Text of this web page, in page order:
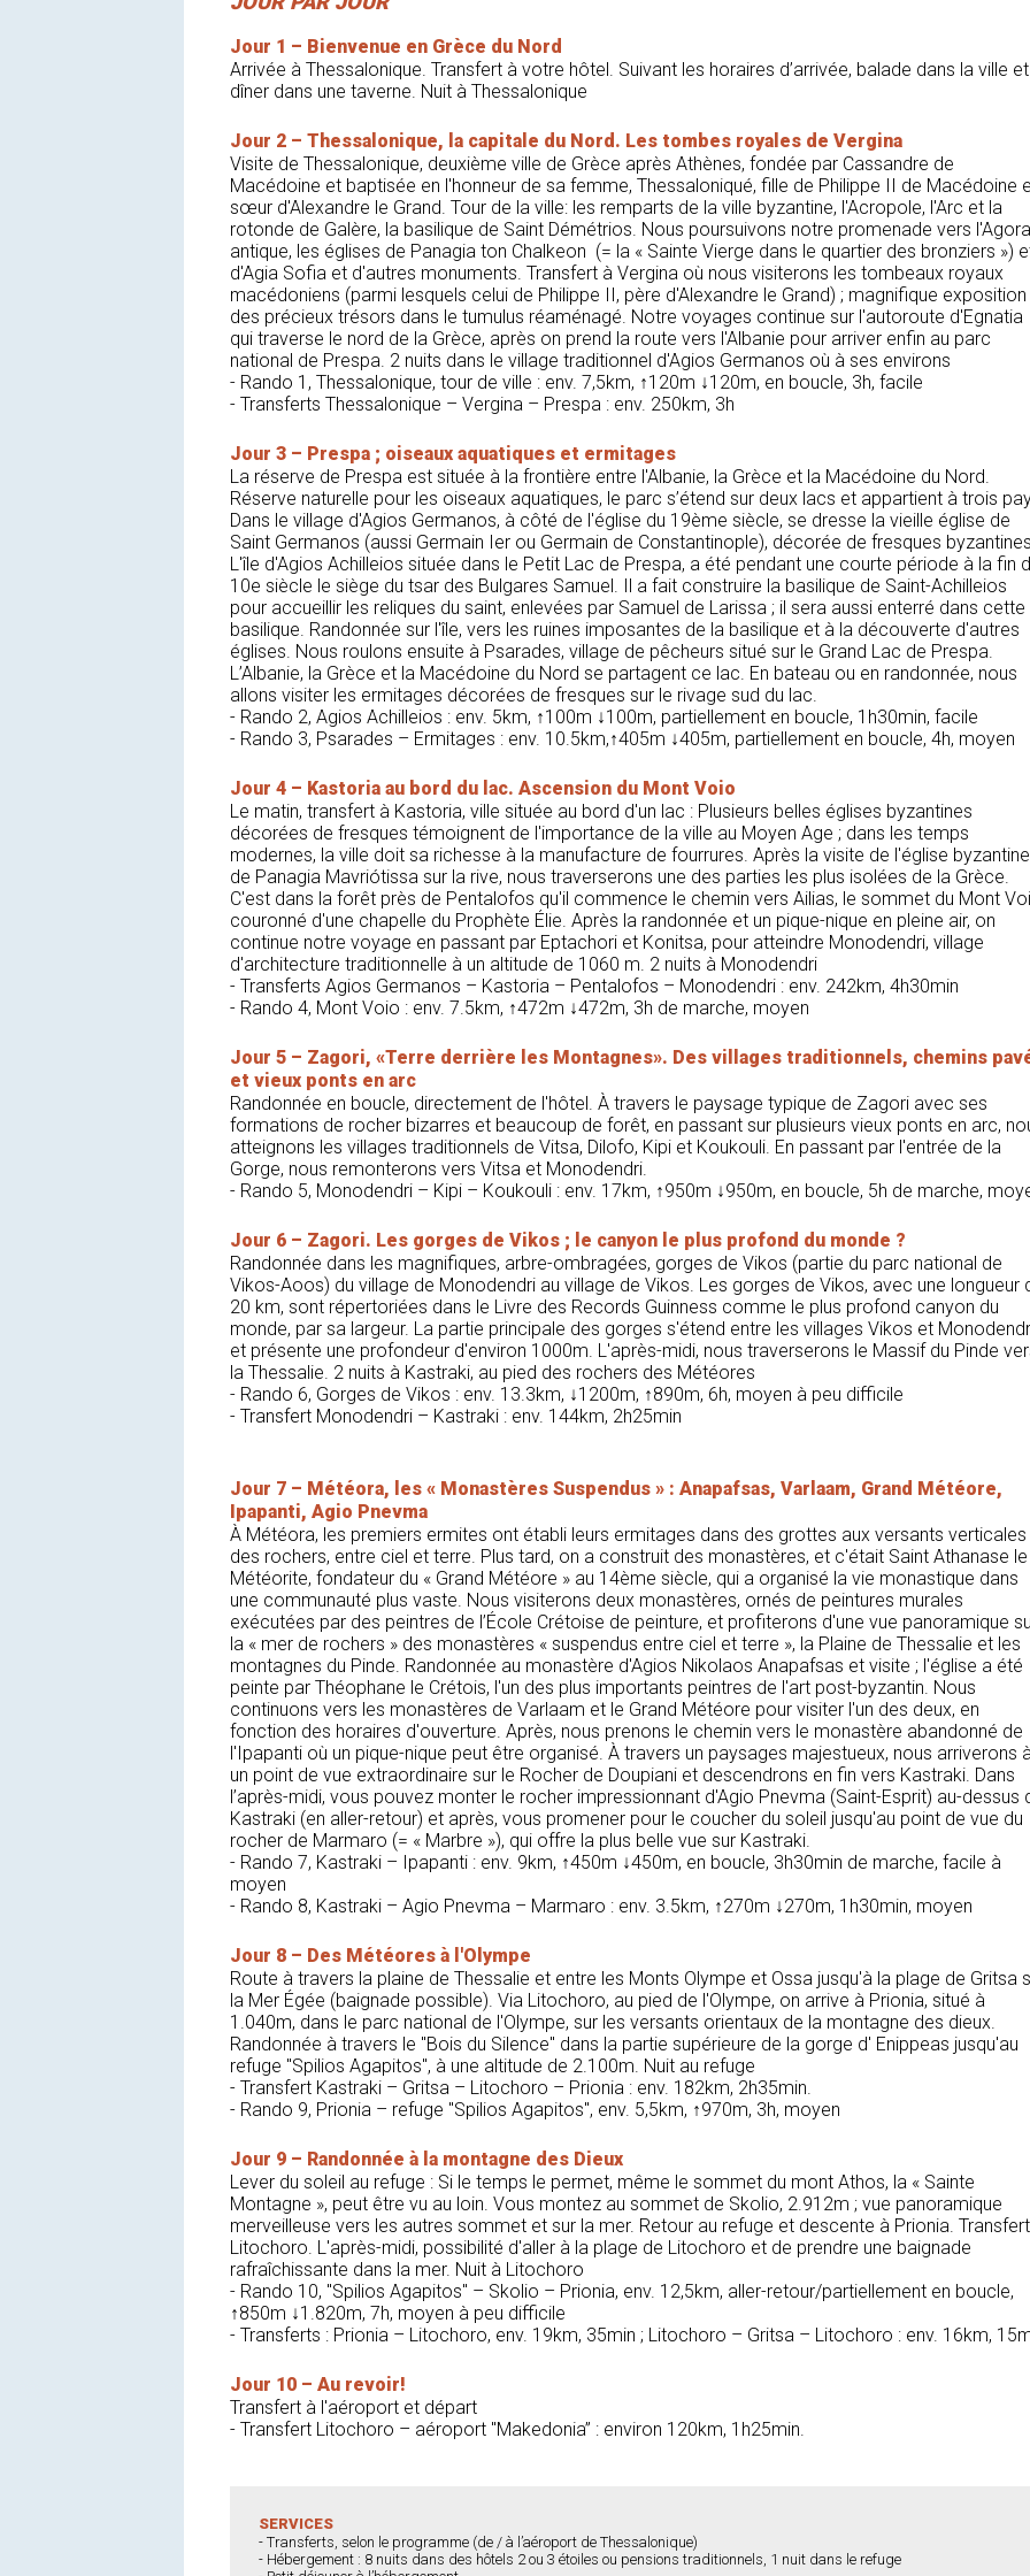
Jour 1 – Bienvenue en Grèce du Nord
Arrivée à Thessalonique. Transfert à votre hôtel. Suivant les horaires d’arrivée, balade dans la ville et
dîner dans une taverne. Nuit à Thessalonique
Jour 2 – Thessalonique, la capitale du Nord. Les tombes royales de Vergina
Visite de Thessalonique, deuxième ville de Grèce après Athènes, fondée par Cassandre de
Macédoine et baptisée en l'honneur de sa femme, Thessaloniqué, fille de Philippe II de Macédoine
sœur d'Alexandre le Grand. Tour de la ville: les remparts de la ville byzantine, l'Acropole, l'Arc et la
rotonde de Galère, la basilique de Saint Démétrios. Nous poursuivons notre promenade vers l'Agora
antique, les églises de Panagia ton Chalkeon (= la « Sainte Vierge dans le quartier des bronziers »)
d'Agia Sofia et d'autres monuments. Transfert à Vergina où nous visiterons les tombeaux royaux
macédoniens (parmi lesquels celui de Philippe II, père d'Alexandre le Grand) ; magnifique exposition
des précieux trésors dans le tumulus réaménagé. Notre voyages continue sur l'autoroute d'Egnatia
qui traverse le nord de la Grèce, après on prend la route vers l'Albanie pour arriver enfin au parc
national de Prespa. 2 nuits dans le village traditionnel d'Agios Germanos où à ses environs
- Rando 1, Thessalonique, tour de ville : env. 7,5km, ↑120m ↓120m, en boucle, 3h, facile
- Transferts Thessalonique – Vergina – Prespa : env. 250km, 3h
Jour 3 – Prespa ; oiseaux aquatiques et ermitages
La réserve de Prespa est située à la frontière entre l'Albanie, la Grèce et la Macédoine du Nord.
Réserve naturelle pour les oiseaux aquatiques, le parc s’étend sur deux lacs et appartient à trois
Dans le village d'Agios Germanos, à côté de l'église du 19ème siècle, se dresse la vieille église de
Saint Germanos (aussi Germain Ier ou Germain de Constantinople), décorée de fresques
L'île d'Agios Achilleios située dans le Petit Lac de Prespa, a été pendant une courte période à la fin
10e siècle le siège du tsar des Bulgares Samuel. Il a fait construire la basilique de Saint-Achilleios
pour accueillir les reliques du saint, enlevées par Samuel de Larissa ; il sera aussi enterré dans cette
basilique. Randonnée sur l'île, vers les ruines imposantes de la basilique et à la découverte d'autres
églises. Nous roulons ensuite à Psarades, village de pêcheurs situé sur le Grand Lac de Prespa.
L’Albanie, la Grèce et la Macédoine du Nord se partagent ce lac. En bateau ou en randonnée, nous
allons visiter les ermitages décorées de fresques sur le rivage sud du lac.
- Rando 2, Agios Achilleios : env. 5km, ↑100m ↓100m, partiellement en boucle, 1h30min, facile
- Rando 3, Psarades – Ermitages : env. 10.5km,↑405m ↓405m, partiellement en boucle, 4h, moyen
Jour 4 – Kastoria au bord du lac. Ascension du Mont Voio
Le matin, transfert à Kastoria, ville située au bord d'un lac : Plusieurs belles églises byzantines
décorées de fresques témoignent de l'importance de la ville au Moyen Age ; dans les temps
modernes, la ville doit sa richesse à la manufacture de fourrures. Après la visite de l'église byzantine
de Panagia Mavriótissa sur la rive, nous traverserons une des parties les plus isolées de la Grèce.
C'est dans la forêt près de Pentalofos qu'il commence le chemin vers Ailias, le sommet du Mont
couronné d'une chapelle du Prophète Élie. Après la randonnée et un pique-nique en pleine air, on
continue notre voyage en passant par Eptachori et Konitsa, pour atteindre Monodendri, village
d'architecture traditionnelle à un altitude de 1060 m. 2 nuits à Monodendri
- Transferts Agios Germanos – Kastoria – Pentalofos – Monodendri : env. 242km, 4h30min
- Rando 4, Mont Voio : env. 7.5km, ↑472m ↓472m, 3h de marche, moyen
Jour 5 – Zagori, «Terre derrière les Montagnes». Des villages traditionnels, chemins
et vieux ponts en arc
Randonnée en boucle, directement de l'hôtel. À travers le paysage typique de Zagori avec ses
formations de rocher bizarres et beaucoup de forêt, en passant sur plusieurs vieux ponts en arc,
atteignons les villages traditionnels de Vitsa, Dilofo, Kipi et Koukouli. En passant par l'entrée de la
Gorge, nous remonterons vers Vitsa et Monodendri.
- Rando 5, Monodendri – Kipi – Koukouli : env. 17km, ↑950m ↓950m, en boucle, 5h de marche,
Jour 6 – Zagori. Les gorges de Vikos ; le canyon le plus profond du monde ?
Randonnée dans les magnifiques, arbre-ombragées, gorges de Vikos (partie du parc national de
Vikos-Aoos) du village de Monodendri au village de Vikos. Les gorges de Vikos, avec une longueur
20 km, sont répertoriées dans le Livre des Records Guinness comme le plus profond canyon du
monde, par sa largeur. La partie principale des gorges s'étend entre les villages Vikos et
et présente une profondeur d'environ 1000m. L'après-midi, nous traverserons le Massif du Pinde
la Thessalie. 2 nuits à Kastraki, au pied des rochers des Météores
- Rando 6, Gorges de Vikos : env. 13.3km, ↓1200m, ↑890m, 6h, moyen à peu difficile
- Transfert Monodendri – Kastraki : env. 144km, 2h25min
Jour 7 – Météora, les « Monastères Suspendus » : Anapafsas, Varlaam, Grand Météore,
Ipapanti, Agio Pnevma
À Météora, les premiers ermites ont établi leurs ermitages dans des grottes aux versants verticales
des rochers, entre ciel et terre. Plus tard, on a construit des monastères, et c'était Saint Athanase le
Météorite, fondateur du « Grand Météore » au 14ème siècle, qui a organisé la vie monastique dans
une communauté plus vaste. Nous visiterons deux monastères, ornés de peintures murales
exécutées par des peintres de l’École Crétoise de peinture, et profiterons d'une vue panoramique
la « mer de rochers » des monastères « suspendus entre ciel et terre », la Plaine de Thessalie et les
montagnes du Pinde. Randonnée au monastère d'Agios Nikolaos Anapafsas et visite ; l'église a été
peinte par Théophane le Crétois, l'un des plus importants peintres de l'art post-byzantin. Nous
continuons vers les monastères de Varlaam et le Grand Météore pour visiter l'un des deux, en
fonction des horaires d'ouverture. Après, nous prenons le chemin vers le monastère abandonné de
l'Ipapanti où un pique-nique peut être organisé. À travers un paysages majestueux, nous arriverons
un point de vue extraordinaire sur le Rocher de Doupiani et descendrons en fin vers Kastraki. Dans
l’après-midi, vous pouvez monter le rocher impressionnant d'Agio Pnevma (Saint-Esprit) au-dessus
Kastraki (en aller-retour) et après, vous promener pour le coucher du soleil jusqu'au point de vue du
rocher de Marmaro (= « Marbre »), qui offre la plus belle vue sur Kastraki.
- Rando 7, Kastraki – Ipapanti : env. 9km, ↑450m ↓450m, en boucle, 3h30min de marche, facile à
moyen
- Rando 8, Kastraki – Agio Pnevma – Marmaro : env. 3.5km, ↑270m ↓270m, 1h30min, moyen
Jour 8 – Des Météores à l'Olympe
Route à travers la plaine de Thessalie et entre les Monts Olympe et Ossa jusqu'à la plage de Gritsa
la Mer Égée (baignade possible). Via Litochoro, au pied de l'Olympe, on arrive à Prionia, situé à
1.040m, dans le parc national de l'Olympe, sur les versants orientaux de la montagne des dieux.
Randonnée à travers le "Bois du Silence" dans la partie supérieure de la gorge d' Enippeas jusqu'au
refuge "Spilios Agapitos", à une altitude de 2.100m. Nuit au refuge
- Transfert Kastraki – Gritsa – Litochoro – Prionia : env. 182km, 2h35min.
- Rando 9, Prionia – refuge "Spilios Agapitos", env. 5,5km, ↑970m, 3h, moyen
Jour 9 – Randonnée à la montagne des Dieux
Lever du soleil au refuge : Si le temps le permet, même le sommet du mont Athos, la « Sainte
Montagne », peut être vu au loin. Vous montez au sommet de Skolio, 2.912m ; vue panoramique
merveilleuse vers les autres sommet et sur la mer. Retour au refuge et descente à Prionia.
Litochoro. L'après-midi, possibilité d'aller à la plage de Litochoro et de prendre une baignade
rafraîchissante dans la mer. Nuit à Litochoro
- Rando 10, "Spilios Agapitos" – Skolio – Prionia, env. 12,5km, aller-retour/partiellement en boucle,
↑850m ↓1.820m, 7h, moyen à peu difficile
- Transferts : Prionia – Litochoro, env. 19km, 35min ; Litochoro – Gritsa – Litochoro : env. 16km,
Jour 10 – Au revoir!
Transfert à l'aéroport et départ
- Transfert Litochoro – aéroport "Makedonia” : environ 120km, 1h25min.
SERVICES
- Transferts, selon le programme (de / à l’aéroport de Thessalonique)
- Hébergement : 8 nuits dans des hôtels 2 ou 3 étoiles ou pensions traditionnels, 1 nuit dans le refuge